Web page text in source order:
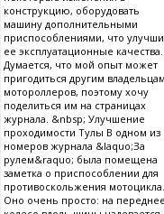
конструкцию, оборудовать
машину дополнительными
приспособлениями, что
ее эксплуатационные качества.
Думается, что мой опыт может
пригодиться другим владельцам
мотороллеров, поэтому хочу
поделиться им на страницах
журнала. &nbsp; Улучшение
проходимости Тулы В одном из
номеров журнала &laquo;За
рулем&raquo; была помещена
заметка о приспособлении для
противоскольжения мотоцикла.
Оно очень просто: на переднее